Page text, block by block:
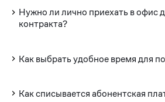
Нужно ли лично приехать в офис
контракта?
Как выбрать удобное время для
Как списывается абонентская